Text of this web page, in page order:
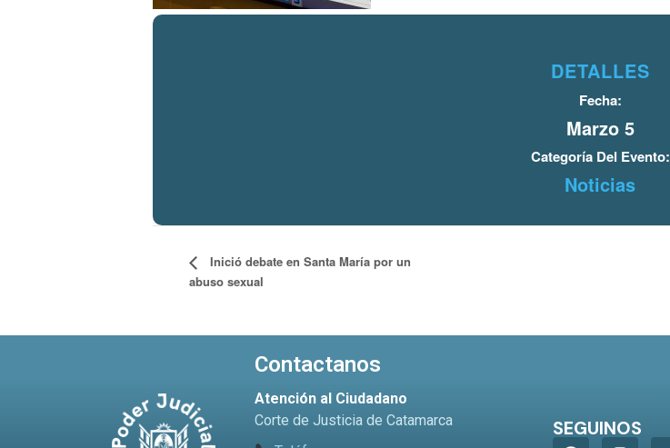
DETALLES
Fecha:
Marzo 5
Categoría Del Evento:
Noticias
Inició debate en Santa María por un
abuso sexual
Contactanos
Atención al Ciudadano
Corte de Justicia de Catamarca
SEGUINOS